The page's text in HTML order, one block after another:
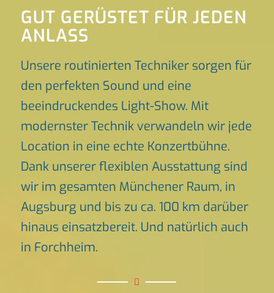
GUT GERÜSTET FÜR JEDEN
ANLASS
Unsere routinierten Techniker sorgen für
den perfekten Sound und eine
beeindruckendes Light-Show. Mit
modernster Technik verwandeln wir jede
Location in eine echte Konzertbühne.
Dank unserer flexiblen Ausstattung sind
wir im gesamten Münchener Raum, in
Augsburg und bis zu ca. 100 km darüber
hinaus einsatzbereit. Und natürlich auch
in Forchheim.